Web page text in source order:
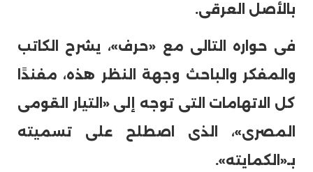
بالأصل العرقى.
فى حواره التالى مع «حرف»، يشرح الكاتب
والمفكر والباحث وجهة النظر هذه، مفندًا
كل الاتهامات التى توجه إلى «التيار القومى
المصرى»، الذى اصطلح على تسميته
بـ«الكمايته».